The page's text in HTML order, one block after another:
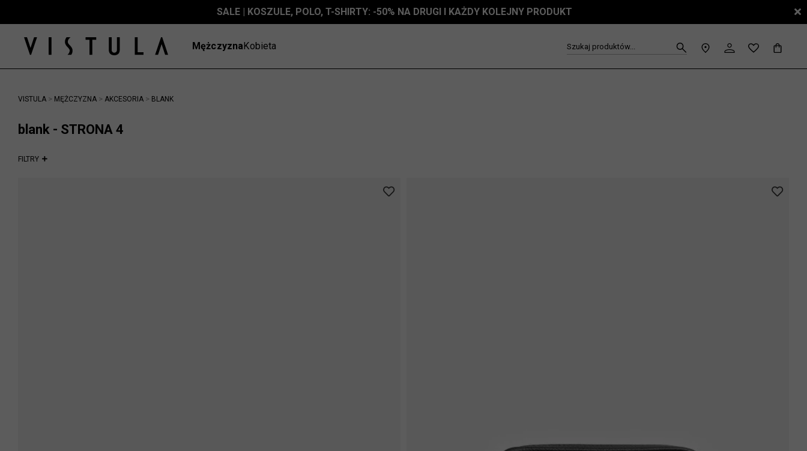
SALE | KOSZULE, POLO, T-SHIRTY: -50% NA DRUGI I KAŻDY KOLEJNY PRODUKT
MężczyznaKobieta Szukaj produktów...
VISTULA > MĘŻCZYZNA > AKCESORIA > BLANK
blank - STRONA 4
FILTRY